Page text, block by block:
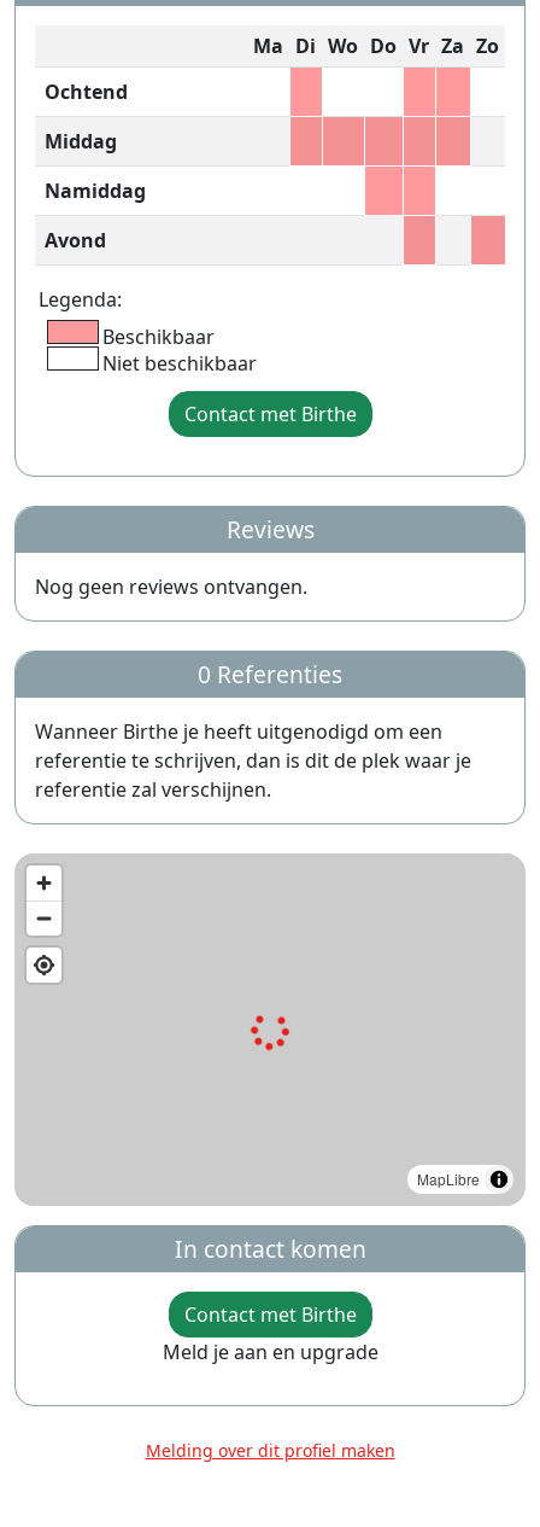
Ma Di Wo Do Vr Za Zo
Ochtend
Middag
Namiddag
Avond
Legenda:
Beschikbaar
Niet beschikbaar
Contact met Birthe
Reviews
Nog geen reviews ontvangen.
0 Referenties
Wanneer Birthe je heeft uitgenodigd om een
referentie te schrijven, dan is dit de plek waar je
referentie zal verschijnen.
MapLibre
In contact komen
Contact met Birthe
Meld je aan en upgrade
Melding over dit profiel maken